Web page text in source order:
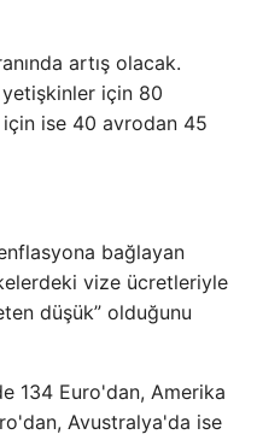
artış olacak.
için 80
ise 40 avrodan 45
bağlayan
vize ücretleriyle
düşük” olduğunu
134 Euro'dan, Amerika
Avustralya'da ise